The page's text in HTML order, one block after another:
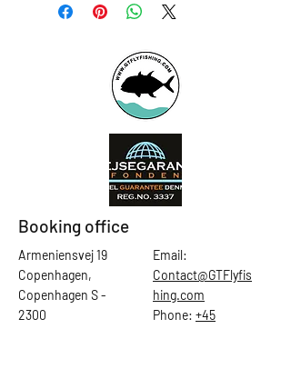
Booking office
Armeniensvej 19
Copenhagen,
Copenhagen S -
2300
Email:
Contact@GTFlyfis
hing.com
Phone: +45